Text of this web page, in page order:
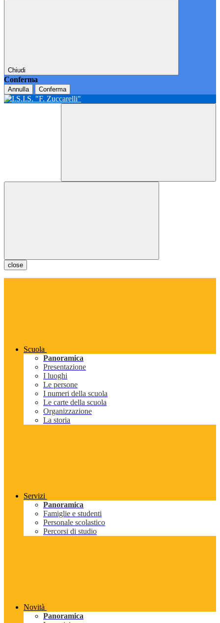
Chiudi
Conferma
Annulla Conferma
close
Scuola
Panoramica
Presentazione
I luoghi
Le persone
I numeri della scuola
Le carte della scuola
Organizzazione
La storia
Servizi
Panoramica
Famiglie e studenti
Personale scolastico
Percorsi di studio
Novità
Panoramica